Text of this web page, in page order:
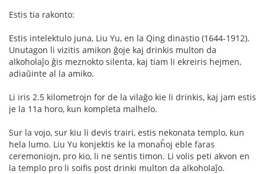
Estis tia rakonto:
Estis intelektulo juna, Liu Yu, en la Qing dinastio (1644-1912).
Unutagon li vizitis amikon ĝoje kaj drinkis multon da
alkoholaĵo ĝis meznokto silenta, kaj tiam li ekreiris hejmen,
adiaŭinte al la amiko.
Li iris 2.5 kilometrojn for de la vilaĝo kie li drinkis, kaj jam estis
je la 11a horo, kun kompleta malhelo.
Sur la vojo, sur kiu li devis trairi, estis nekonata templo, kun
hela lumo. Liu Yu konjektis ke la monaĥoj eble faras
ceremoniojn, pro kio, li ne sentis timon. Li volis peti akvon en
la templo pro li soifis post drinki multon da alkoholaĵo.